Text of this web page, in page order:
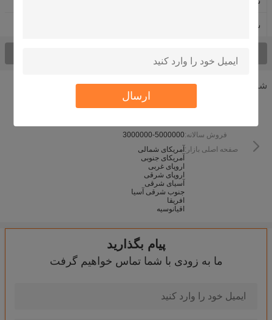
ارسال
سرامیک مولایت
شرکت اطلاعات
نوع کسب و کار:
فروش سالانه:3000000-5000000
صفحه اصلی بازار: آمریکای شمالی
آمریکای جنوبی
اروپای غربی
اروپای شرقی
آسیای شرقی
جنوب شرقی آسیا
افریقا
اقیانوسیه
پیام بگذارید
ما به زودی با شما تماس خواهیم گرفت
سبک جدول سرامیک Bbq گریل فلزی Finishing مبلمان در فضای باز زیبا ظاهر